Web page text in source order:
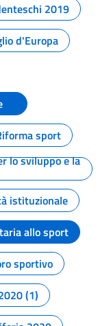
2019
d'Europa
sport
lo sviluppo e la
istituzionale
allo sport
sportivo
(1)